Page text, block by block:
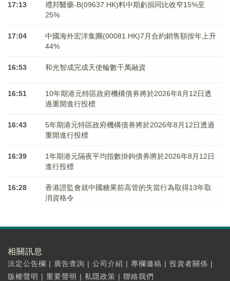
17:13
禮邦醫藥-B(09637.HK)料中期虧損同比收窄15%至
25%
17:04
中國海外宏洋集團(00081.HK)7月合約銷售額按年上升
44%
16:53 和光智成完成天使輪數千萬融資
16:51
10年期港元特區政府機構債券將於2026年8月12日透
過重開進行投標
16:43
5年期港元特區政府機構債券將於2026年8月12日透過
重開進行投標
16:39
1年期港元隔夜平均指數掛鉤債券將於2026年8月12日
進行投標
16:28
香港證監會就中國糖果前高管的失當行為取得13年取
消資格令
相關訊息
法定公告欄 | 廣告查詢 | 公司介紹 | 專欄邀稿 | 投資者關係 |
版權聲明 | 重要聲明 | 私隱政策 | 聯絡我們